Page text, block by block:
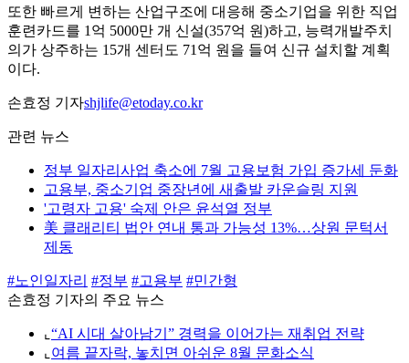
또한 빠르게 변하는 산업구조에 대응해 중소기업을 위한 직업
훈련카드를 1억 5000만 개 신설(357억 원)하고, 능력개발주치
의가 상주하는 15개 센터도 71억 원을 들여 신규 설치할 계획
이다.
손효정 기자shjlife@etoday.co.kr
관련 뉴스
정부 일자리사업 축소에 7월 고용보험 가입 증가세 둔화
고용부, 중소기업 중장년에 새출발 카운슬링 지원
'고령자 고용' 숙제 안은 윤석열 정부
美 클래리티 법안 연내 통과 가능성 13%…상원 문턱서
제동
#노인일자리 #정부 #고용부 #민간형
손효정 기자의 주요 뉴스
⌞ “AI 시대 살아남기” 경력을 이어가는 재취업 전략
⌞ 여름 끝자락, 놓치면 아쉬운 8월 문화소식